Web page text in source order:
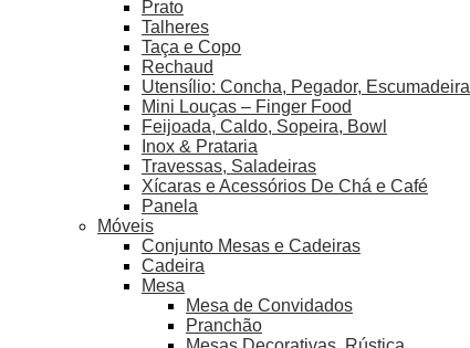
Prato
Talheres
Taça e Copo
Rechaud
Utensílio: Concha, Pegador, Escumadeira
Mini Louças – Finger Food
Feijoada, Caldo, Sopeira, Bowl
Inox & Prataria
Travessas, Saladeiras
Xícaras e Acessórios De Chá e Café
Panela
Móveis
Conjunto Mesas e Cadeiras
Cadeira
Mesa
Mesa de Convidados
Pranchão